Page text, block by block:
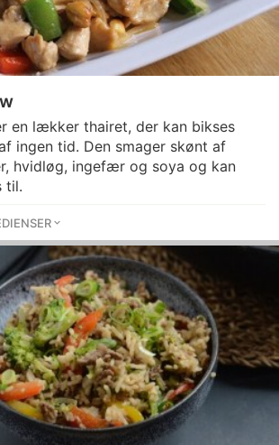
en lækker thairet, der kan bikses
ingen tid. Den smager skønt af
hvidløg, ingefær og soya og kan
til.